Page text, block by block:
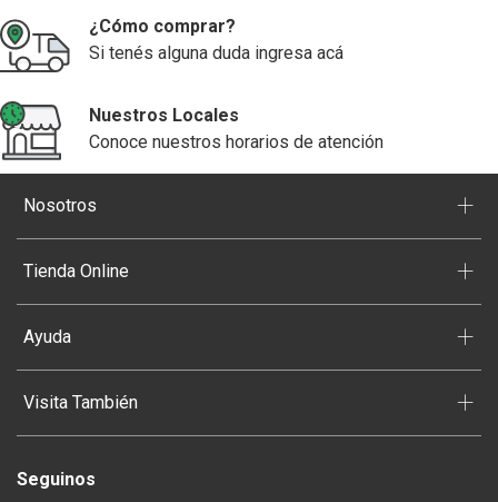
¿Cómo comprar?
Si tenés alguna duda ingresa acá
Nuestros Locales
Conoce nuestros horarios de atención
Nosotros +
Tienda Online +
Ayuda +
Visita También +
Seguinos